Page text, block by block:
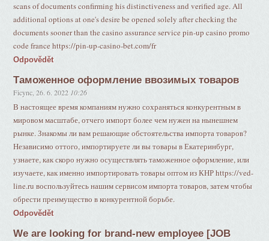
scans of documents confirming his distinctiveness and verified age. All
additional options at one's desire be opened solely after checking the
documents sooner than the casino assurance service pin-up casino promo
code france https://pin-up-casino-bet.com/fr
Odpovědět
Таможенное оформление ввозимых товаров
Ficync ,26. 6. 2022 10:26
В настоящее время компаниям нужно сохраняться конкурентным в
мировом масштабе, отчего импорт более чем нужен на нынешнем
рынке. Знакомы ли вам решающие обстоятельства импорта товаров?
Независимо оттого, импортируете ли вы товары в Екатеринбург,
узнаете, как скоро нужно осуществлять таможенное оформление, или
изучаете, как именно импортировать товары оптом из КНР https://ved-
line.ru воспользуйтесь нашим сервисом импорта товаров, затем чтобы
обрести преимущество в конкурентной борьбе.
Odpovědět
We are looking for brand-new employee [JOB